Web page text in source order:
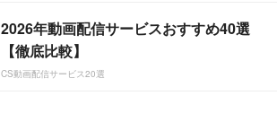
2026年動画配信サービスおすすめ40選
【徹底比較】
CS動画配信サービス20選